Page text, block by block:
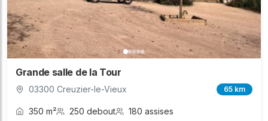
Grande salle de la Tour
03300 Creuzier-le-Vieux 65 km
350 m² 250 debout 180 assises